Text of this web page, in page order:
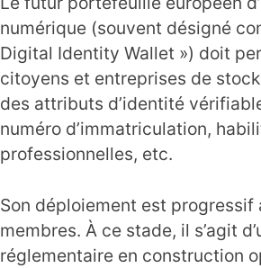
numérique (souvent désigné
Digital Identity Wallet ») doit
citoyens et entreprises de
des attributs d’identité
numéro d’immatriculation,
professionnelles, etc.
Son déploiement est progressif
membres. À ce stade, il s’agit
réglementaire en construction